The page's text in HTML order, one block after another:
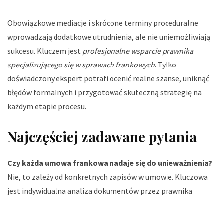
Obowiązkowe mediacje i skrócone terminy proceduralne
wprowadzają dodatkowe utrudnienia, ale nie uniemożliwiają
sukcesu. Kluczem jest profesjonalne wsparcie prawnika
specjalizującego się w sprawach frankowych. Tylko
doświadczony ekspert potrafi ocenić realne szanse, uniknąć
błędów formalnych i przygotować skuteczną strategię na
każdym etapie procesu.
Najczęściej zadawane pytania
Czy każda umowa frankowa nadaje się do unieważnienia?
Nie, to zależy od konkretnych zapisów w umowie. Kluczowa
jest indywidualna analiza dokumentów przez prawnika